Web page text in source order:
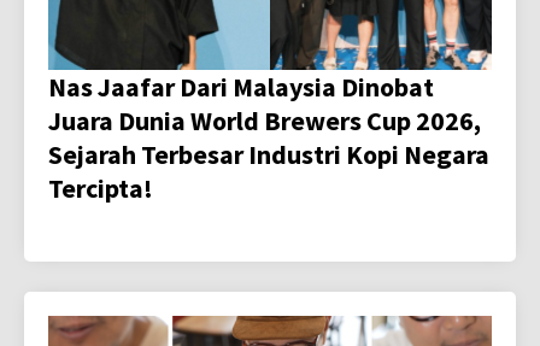
Nas Jaafar Dari Malaysia Dinobat
Juara Dunia World Brewers Cup 2026,
Sejarah Terbesar Industri Kopi Negara
Tercipta!